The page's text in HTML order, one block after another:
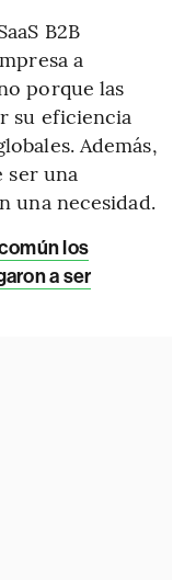
B2B
a
porque las
su eficiencia
Además,
ser una
una necesidad.
los
a ser